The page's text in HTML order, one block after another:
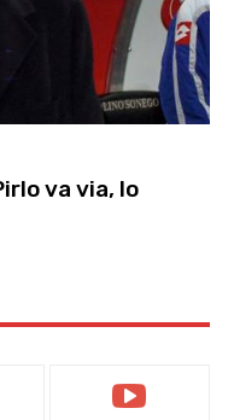
va via, lo